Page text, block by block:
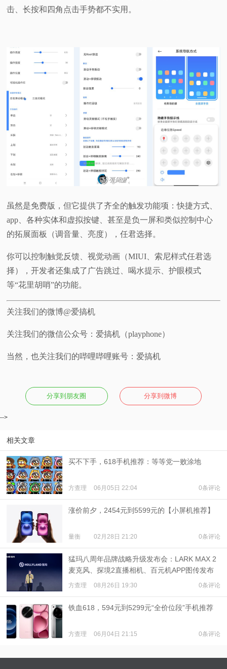
击、长按和四角点击手势都不实用。
虽然是免费版，但它提供了齐全的触发功能项：快捷方式、
app、各种实体和虚拟按键、甚至是负一屏和类似控制中心
的拓展面板（调音量、亮度），任君选择。
你可以控制触觉反馈、视觉动画（MIUI、索尼样式任君选
择），开发者还集成了广告跳过、喝水提示、护眼模式
等“花里胡哨”的功能。
关注我们的微博@爱搞机
关注我们的微信公众号：爱搞机（playphone）
当然，也关注我们的哔哩哔哩账号：爱搞机
分享到朋友圈 分享到微博
-->
相关文章
买不下手，618手机推荐：等等党一败涂地
方查理 06月05日 22:04 0条评论
涨价前夕，2454元到5599元的【小屏机推荐】
量衡 02月28日 21:20 0条评论
猛玛八周年品牌战略升级发布会：LARK MAX 2
麦克风、探境2直播相机、百元机APP图传发布
方查理 08月26日 19:30 0条评论
铁血618，594元到5299元“全价位段”手机推荐
方查理 06月04日 21:15 0条评论